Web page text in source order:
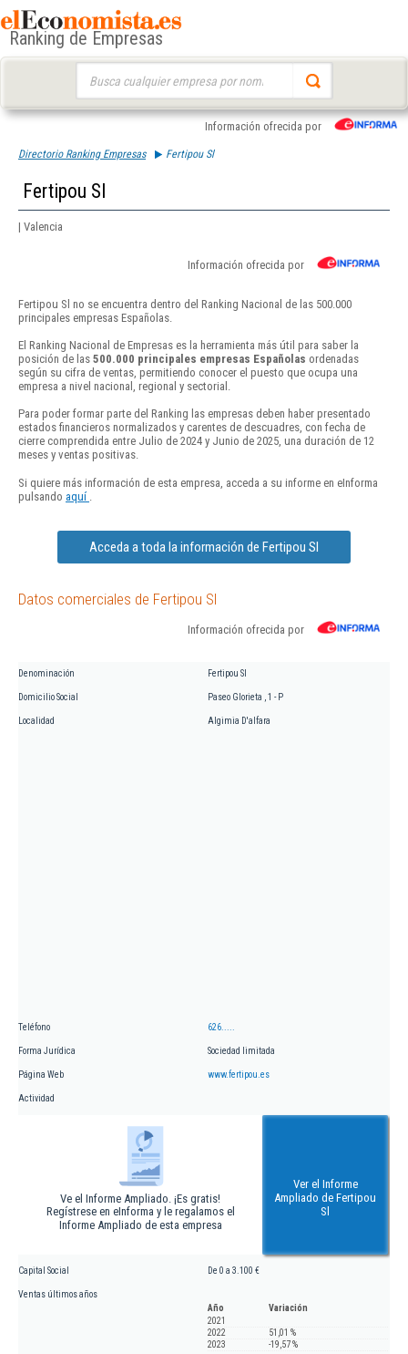
Ranking de Empresas
Información ofrecida por
Directorio Ranking Empresas Fertipou Sl
Fertipou Sl
| Valencia
Información ofrecida por
Fertipou Sl no se encuentra dentro del Ranking Nacional de las 500.000
principales empresas Españolas.
El Ranking Nacional de Empresas es la herramienta más útil para saber la
posición de las 500.000 principales empresas Españolas ordenadas
según su cifra de ventas, permitiendo conocer el puesto que ocupa una
empresa a nivel nacional, regional y sectorial.
Para poder formar parte del Ranking las empresas deben haber presentado
estados financieros normalizados y carentes de descuadres, con fecha de
cierre comprendida entre Julio de 2024 y Junio de 2025, una duración de 12
meses y ventas positivas.
Si quiere más información de esta empresa, acceda a su informe en eInforma
pulsando aquí
Acceda a toda la información de Fertipou Sl
Datos comerciales de Fertipou Sl
Información ofrecida por
Denominación Fertipou Sl
Domicilio Social Paseo Glorieta , 1 - P
Localidad Algimia D'alfara
Teléfono 626.....
Forma Jurídica Sociedad limitada
Página Web www.fertipou.es
Actividad
Ve el Informe Ampliado. ¡Es gratis!
Regístrese en eInforma y le regalamos el
Informe Ampliado de esta empresa
Ver el Informe
Ampliado de Fertipou
Sl
Capital Social De 0 a 3.100 €
Ventas últimos años
Año
Variación
2021
2022
51,01 %
2023
-19,57 %